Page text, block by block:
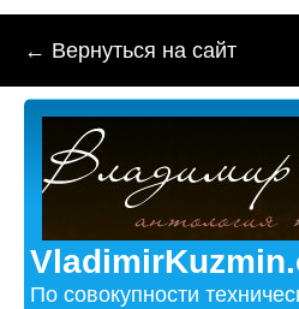
← Вернуться на сайт
По совокупности